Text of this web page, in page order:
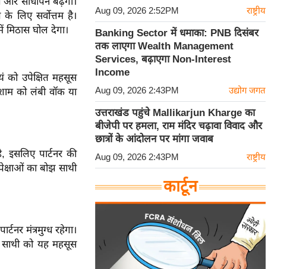
लिए सर्वोत्तम है।
घोल देगा।
उपेक्षित महसूस
को लंबी वॉक या
पार्टनर की
का बोझ साथी
मंत्रमुग्ध रहेगा।
को यह महसूस
Aug 09, 2026 2:52PM राष्ट्रीय
Banking Sector में धमाका: PNB दिसंबर
तक लाएगा Wealth Management
Services, बढ़ाएगा Non-Interest
Income
Aug 09, 2026 2:43PM उद्योग जगत
उत्तराखंड पहुंचे Mallikarjun Kharge का
बीजेपी पर हमला, राम मंदिर चढ़ावा विवाद और
छात्रों के आंदोलन पर मांगा जवाब
Aug 09, 2026 2:43PM राष्ट्रीय
कार्टून